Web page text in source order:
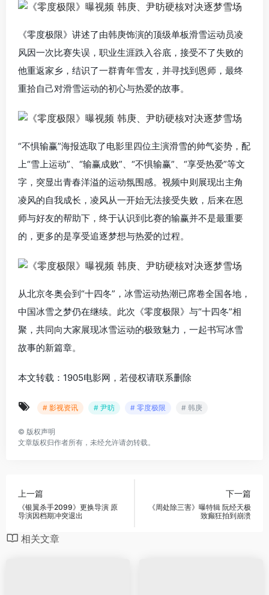
《零度极限》讲述了由韩庚饰演的顶级单板滑雪运动员凌
风因一次比赛失误，职业生涯跌入谷底，接受不了失败的
他重返家乡，结识了一群青年雪友，并寻找到恩师，最终
重拾自己对滑雪运动的初心与热爱的故事。
“不惧输赢”海报选取了电影里四位主演滑雪的帅气姿势，配
上“雪上运动”、“输赢成败”、“不惧输赢”、“享受热爱”等文
字，突显出青春洋溢的运动氛围感。视频中则展现出主角
凌风的自我成长，凌风从一开始无法接受失败，后来在恩
师与好友的帮助下，终于认识到比赛的输赢并不是最重要
的，更多的是享受追逐梦想与热爱的过程。
从北京冬奥会到“十四冬”，冰雪运动热潮已席卷全国各地，
中国冰雪之梦仍在继续。此次《零度极限》与“十四冬”相
聚，共同向大家展现冰雪运动的极致魅力，一起书写冰雪
故事的新篇章。
本文转载：1905电影网，若侵权请联系删除
# 影视资讯 # 尹昉 # 零度极限 # 韩庚
© 版权声明
文章版权归作者所有，未经允许请勿转载。
上一篇
《银翼杀手2099》更换导演 原
导演因档期冲突退出
下一篇
《周处除三害》曝特辑 阮经天极
致癫狂拍到崩溃
相关文章